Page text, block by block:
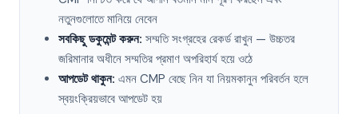
নতুনগুলোতে মানিয়ে নেবেন
সবকিছু ডকুমেন্ট করুন: সম্মতি সংগ্রহের রেকর্ড রাখুন — উচ্চতর
জরিমানার অধীনে সম্মতির প্রমাণ অপরিহার্য হয়ে ওঠে
আপডেট থাকুন: এমন CMP বেছে নিন যা নিয়মকানুন পরিবর্তন হলে
স্বয়ংক্রিয়ভাবে আপডেট হয়